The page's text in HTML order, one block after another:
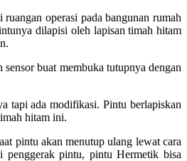
operasi pada bangunan rumah
dilapisi oleh lapisan timah hitam
buat membuka tutupnya dengan
tapi ada modifikasi. Pintu berlapiskan
hitam ini.
pintu akan menutup ulang lewat cara
penggerak pintu, pintu Hermetik bisa